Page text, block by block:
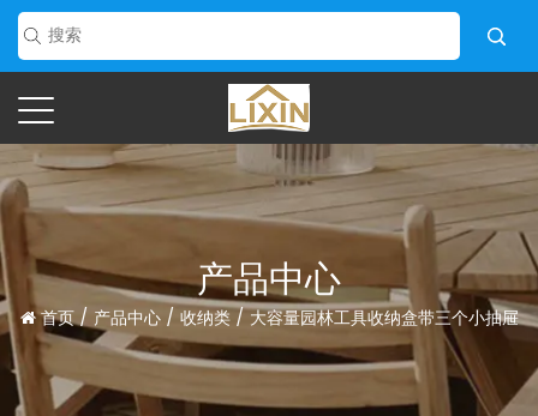
产品中心
首页/ 产品中心/ 收纳类/大容量园林工具收纳盒带三个小抽屉